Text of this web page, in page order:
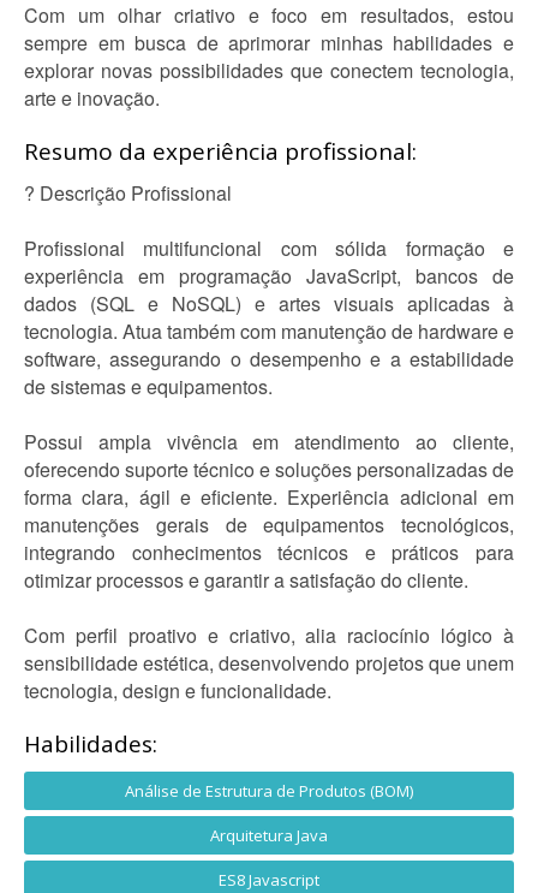
Com um olhar criativo e foco em resultados, estou
sempre em busca de aprimorar minhas habilidades e
explorar novas possibilidades que conectem tecnologia,
arte e inovação.
Resumo da experiência profissional:
? Descrição Profissional
Profissional multifuncional com sólida formação e
experiência em programação JavaScript, bancos de
dados (SQL e NoSQL) e artes visuais aplicadas à
tecnologia. Atua também com manutenção de hardware e
software, assegurando o desempenho e a estabilidade
de sistemas e equipamentos.
Possui ampla vivência em atendimento ao cliente,
oferecendo suporte técnico e soluções personalizadas de
forma clara, ágil e eficiente. Experiência adicional em
manutenções gerais de equipamentos tecnológicos,
integrando conhecimentos técnicos e práticos para
otimizar processos e garantir a satisfação do cliente.
Com perfil proativo e criativo, alia raciocínio lógico à
sensibilidade estética, desenvolvendo projetos que unem
tecnologia, design e funcionalidade.
Habilidades:
Análise de Estrutura de Produtos (BOM)
Arquitetura Java
ES8 Javascript